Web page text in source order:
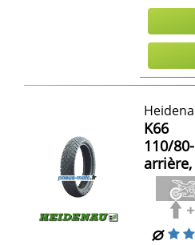
K66
110/